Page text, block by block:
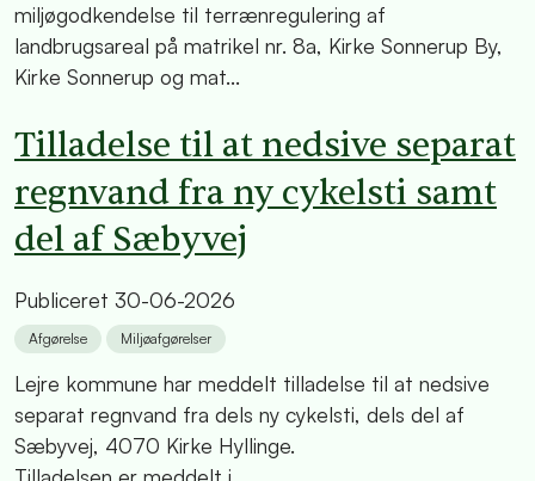
miljøgodkendelse til terrænregulering af
landbrugsareal på matrikel nr. 8a, Kirke Sonnerup By,
Kirke Sonnerup og mat...
Tilladelse til at nedsive separat
regnvand fra ny cykelsti samt
del af Sæbyvej
Publiceret 30-06-2026
Afgørelse Miljøafgørelser
Lejre kommune har meddelt tilladelse til at nedsive
separat regnvand fra dels ny cykelsti, dels del af
Sæbyvej, 4070 Kirke Hyllinge.